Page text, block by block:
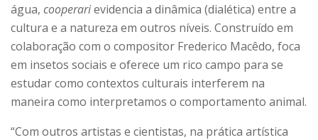
água, cooperarievidencia a dinâmica (dialética) entre a
cultura e a natureza em outros níveis. Construído em
colaboração com o compositor Frederico Macêdo, foca
em insetos sociais e oferece um rico campo para se
estudar como contextos culturais interferem na
maneira como interpretamos o comportamento animal.
“Com outros artistas e cientistas, na prática artística